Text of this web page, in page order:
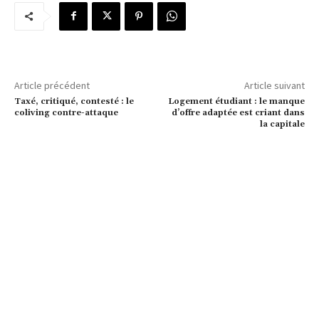
Article précédent
Taxé, critiqué, contesté : le
coliving contre-attaque
Article suivant
Logement étudiant : le manque
d’offre adaptée est criant dans
la capitale